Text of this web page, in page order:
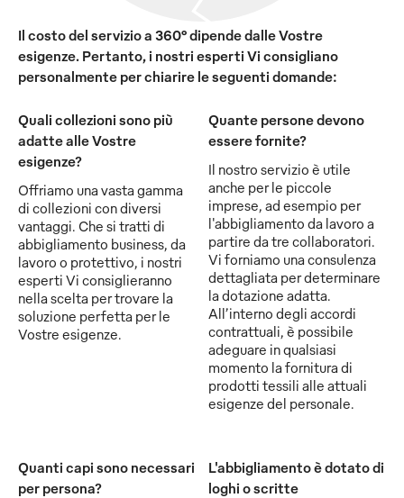
Il costo del servizio a 360° dipende dalle Vostre
esigenze. Pertanto, i nostri esperti Vi consigliano
personalmente per chiarire le seguenti domande:
Quali collezioni sono più
adatte alle Vostre
esigenze?
Offriamo una vasta gamma
di collezioni con diversi
vantaggi. Che si tratti di
abbigliamento business, da
lavoro o protettivo, i nostri
esperti Vi consiglieranno
nella scelta per trovare la
soluzione perfetta per le
Vostre esigenze.
Quante persone devono
essere fornite?
Il nostro servizio è utile
anche per le piccole
imprese, ad esempio per
l'abbigliamento da lavoro a
partire da tre collaboratori.
Vi forniamo una consulenza
dettagliata per determinare
la dotazione adatta.
All’interno degli accordi
contrattuali, è possibile
adeguare in qualsiasi
momento la fornitura di
prodotti tessili alle attuali
esigenze del personale.
Quanti capi sono necessari
per persona?
L'abbigliamento è dotato di
loghi o scritte